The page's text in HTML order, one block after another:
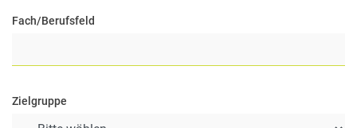
Fach/Berufsfeld
Zielgruppe